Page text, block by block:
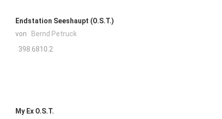
Endstation Seeshaupt (O.S.T.)
von
Bernd Petruck
398.6810.2
My Ex O.S.T.